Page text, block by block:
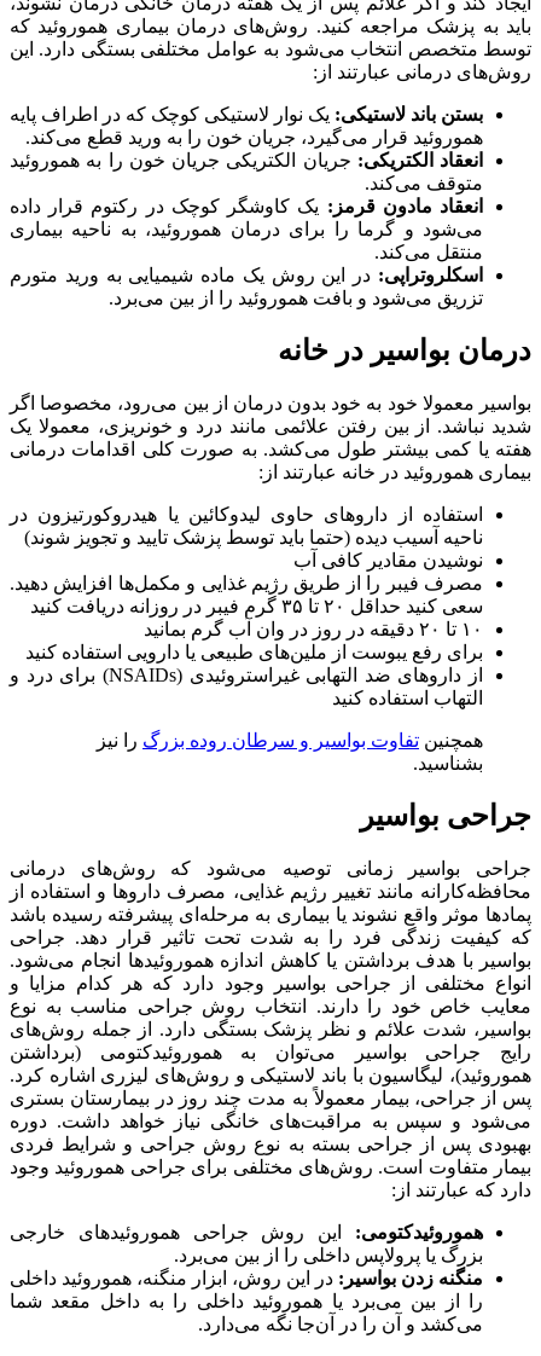
باید به پزشک مراجعه کنید. روش‌های درمان بیماری هموروئید که
توسط متخصص انتخاب می‌شود به عوامل مختلفی بستگی دارد. این
روش‌های درمانی عبارتند از:
بستن باند لاستیکی: یک نوار لاستیکی کوچک که در اطراف پایه
هموروئید قرار می‌گیرد، جریان خون را به ورید قطع می‌کند.
انعقاد الکتریکی: جریان الکتریکی جریان خون را به هموروئید
متوقف می‌کند.
انعقاد مادون قرمز: یک کاوشگر کوچک در رکتوم قرار داده
می‌شود و گرما را برای درمان هموروئید، به ناحیه بیماری
منتقل می‌کند.
اسکلروتراپی: در این روش یک ماده شیمیایی به ورید متورم
تزریق می‌شود و بافت هموروئید را از بین می‌برد.
درمان بواسیر در خانه
بواسیر معمولا خود به خود بدون درمان از بین می‌رود، مخصوصا اگر
شدید نباشد. از بین رفتن علائمی مانند درد و خونریزی، معمولا یک
هفته یا کمی بیشتر طول می‌کشد. به صورت کلی اقدامات درمانی
بیماری هموروئید در خانه عبارتند از:
استفاده از داروهای حاوی لیدوکائین یا هیدروکورتیزون در
ناحیه آسیب دیده (حتما باید توسط پزشک تایید و تجویز شوند)
نوشیدن مقادیر کافی آب
مصرف فیبر را از طریق رژیم غذایی و مکمل‌ها افزایش دهید.
سعی کنید حداقل ۲۰ تا ۳۵ گرم فیبر در روزانه دریافت کنید
۱۰ تا ۲۰ دقیقه در روز در وان آب گرم بمانید
برای رفع یبوست از ملین‌های طبیعی یا دارویی استفاده کنید
از داروهای ضد التهابی غیراستروئیدی (NSAIDs) برای درد و
التهاب استفاده کنید
همچنین تفاوت بواسیر و سرطان روده بزرگ را نیز
بشناسید.
جراحی بواسیر
جراحی بواسیر زمانی توصیه می‌شود که روش‌های درمانی
محافظه‌کارانه مانند تغییر رژیم غذایی، مصرف داروها و استفاده از
پمادها موثر واقع نشوند یا بیماری به مرحله‌ای پیشرفته رسیده باشد
که کیفیت زندگی فرد را به شدت تحت تاثیر قرار دهد. جراحی
بواسیر با هدف برداشتن یا کاهش اندازه هموروئیدها انجام می‌شود.
انواع مختلفی از جراحی بواسیر وجود دارد که هر کدام مزایا و
معایب خاص خود را دارند. انتخاب روش جراحی مناسب به نوع
بواسیر، شدت علائم و نظر پزشک بستگی دارد. از جمله روش‌های
رایج جراحی بواسیر می‌توان به هموروئیدکتومی (برداشتن
هموروئید)، لیگاسیون با باند لاستیکی و روش‌های لیزری اشاره کرد.
پس از جراحی، بیمار معمولاً به مدت چند روز در بیمارستان بستری
می‌شود و سپس به مراقبت‌های خانگی نیاز خواهد داشت. دوره
بهبودی پس از جراحی بسته به نوع روش جراحی و شرایط فردی
بیمار متفاوت است. روش‌های مختلفی برای جراحی هموروئید وجود
دارد که عبارتند از:
هموروئیدکتومی: این روش جراحی هموروئیدهای خارجی
بزرگ یا پرولاپس داخلی را از بین می‌برد.
منگنه زدن بواسیر: در این روش، ابزار منگنه، هموروئید داخلی
را از بین می‌برد یا هموروئید داخلی را به داخل مقعد شما
می‌کشد و آن را در آن‌جا نگه می‌دارد.